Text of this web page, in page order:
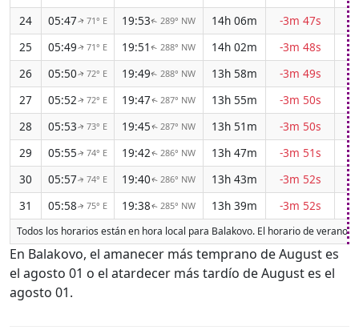
24
05:47↑71° E 19:53↑ 289° NW 14h 06m -3m 47s
25
05:49↑71° E 19:51 ↑ 288° NW 14h 02m -3m 48s
26
05:50↑72° E 19:49↑ 288° NW 13h 58m -3m 49s
27
05:52↑72° E 19:47↑ 287° NW 13h 55m -3m 50s
28
05:53↑73° E 19:45↑ 287° NW 13h 51m -3m 50s
29
05:55↑ 74° E 19:42↑ 286° NW 13h 47m -3m 51s
30
05:57↑ 74° E 19:40↑ 286° NW 13h 43m -3m 52s
31
05:58↑ 75° E 19:38↑ 285° NW 13h 39m -3m 52s
Todos los horarios están en hora local para Balakovo. El horario de verano
En Balakovo, el amanecer más temprano de August es
el agosto 01 o el atardecer más tardío de August es el
agosto 01.